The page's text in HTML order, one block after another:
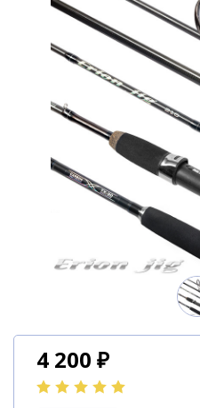
4 200 ₽